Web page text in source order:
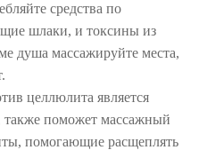
средства по
шлаки, и токсины из
душа массажируйте места,
целлюлита является
также поможет массажный
помогающие расщеплять